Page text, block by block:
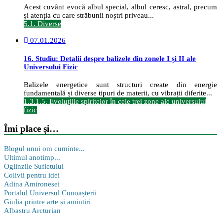
Acest cuvânt evocă albul special, albul ceresc, astral, precum
și atenția cu care străbunii noștri priveau...
5.1. Diverse
07.01.2026
16. Studiu: Detalii despre balizele din zonele I și II ale
Universului Fizic
Balizele energetice sunt structuri create din energie
fundamentală și diverse tipuri de materii, cu vibrații diferite...
1.3.1.5. Evoluțiile spiritelor în cele trei zone ale universului
fizic
Îmi place și…
Blogul unui om cuminte...
Ultimul anotimp...
Oglinzile Sufletului
Colivii pentru idei
Adina Amironesei
Portalul Universul Cunoașterii
Giulia printre arte și amintiri
Albastru Arcturian